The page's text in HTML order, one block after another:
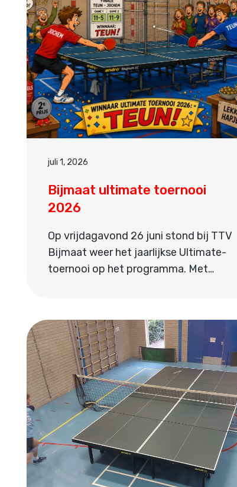
juli 1, 2026
Bijmaat ultimate toernooi
2026
Op vrijdagavond 26 juni stond bij TTV
Bijmaat weer het jaarlijkse Ultimate-
toernooi op het programma. Met…